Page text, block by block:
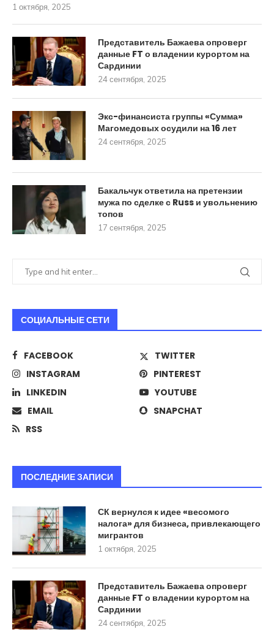
1 октября, 2025
Представитель Бажаева опроверг
данные FT о владении курортом на
Сардинии
24 сентября, 2025
Экс-финансиста группы «Сумма»
Магомедовых осудили на 16 лет
24 сентября, 2025
Бакальчук ответила на претензии
мужа по сделке с Russ и увольнению
топов
17 сентября, 2025
СОЦИАЛЬНЫЕ СЕТИ
FACEBOOK
TWITTER
INSTAGRAM
PINTEREST
LINKEDIN
YOUTUBE
EMAIL
SNAPCHAT
RSS
ПОСЛЕДНИЕ ЗАПИСИ
СК вернулся к идее «весомого
налога» для бизнеса, привлекающего
мигрантов
1 октября, 2025
Представитель Бажаева опроверг
данные FT о владении курортом на
Сардинии
24 сентября, 2025